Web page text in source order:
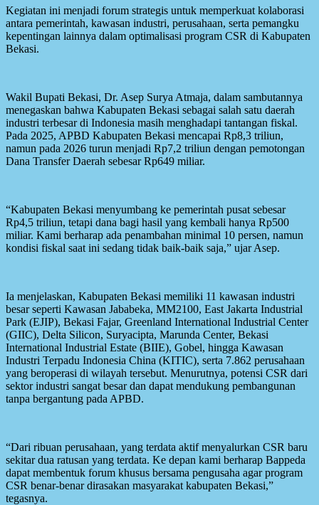
Kegiatan ini menjadi forum strategis untuk memperkuat kolaborasi
antara pemerintah, kawasan industri, perusahaan, serta pemangku
kepentingan lainnya dalam optimalisasi program CSR di Kabupaten
Bekasi.
Wakil Bupati Bekasi, Dr. Asep Surya Atmaja, dalam sambutannya
menegaskan bahwa Kabupaten Bekasi sebagai salah satu daerah
industri terbesar di Indonesia masih menghadapi tantangan fiskal.
Pada 2025, APBD Kabupaten Bekasi mencapai Rp8,3 triliun,
namun pada 2026 turun menjadi Rp7,2 triliun dengan pemotongan
Dana Transfer Daerah sebesar Rp649 miliar.
“Kabupaten Bekasi menyumbang ke pemerintah pusat sebesar
Rp4,5 triliun, tetapi dana bagi hasil yang kembali hanya Rp500
miliar. Kami berharap ada penambahan minimal 10 persen, namun
kondisi fiskal saat ini sedang tidak baik-baik saja,” ujar Asep.
Ia menjelaskan, Kabupaten Bekasi memiliki 11 kawasan industri
besar seperti Kawasan Jababeka, MM2100, East Jakarta Industrial
Park (EJIP), Bekasi Fajar, Greenland International Industrial Center
(GIIC), Delta Silicon, Suryacipta, Marunda Center, Bekasi
International Industrial Estate (BIIE), Gobel, hingga Kawasan
Industri Terpadu Indonesia China (KITIC), serta 7.862 perusahaan
yang beroperasi di wilayah tersebut. Menurutnya, potensi CSR dari
sektor industri sangat besar dan dapat mendukung pembangunan
tanpa bergantung pada APBD.
“Dari ribuan perusahaan, yang terdata aktif menyalurkan CSR baru
sekitar dua ratusan yang terdata. Ke depan kami berharap Bappeda
dapat membentuk forum khusus bersama pengusaha agar program
CSR benar-benar dirasakan masyarakat kabupaten Bekasi,”
tegasnya.